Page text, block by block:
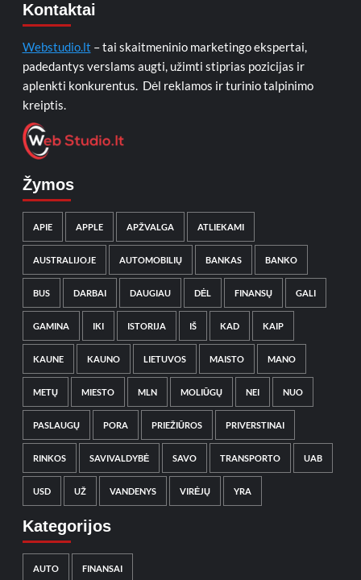
Kontaktai
Webstudio.lt – tai skaitmeninio marketingo ekspertai,
padedantys verslams augti, užimti stiprias pozicijas ir
aplenkti konkurentus. Dėl reklamos ir turinio talpinimo
kreiptis.
Žymos
APIE APPLE APŽVALGA ATLIEKAMI
AUSTRALIJOJE AUTOMOBILIŲ BANKAS BANKO
BUS DARBAI DAUGIAU DĖL FINANSŲ GALI
GAMINA IKI ISTORIJA IŠ KAD KAIP
KAUNE KAUNO LIETUVOS MAISTO MANO
METŲ MIESTO MLN MOLIŪGŲ NEI NUO
PASLAUGŲ PORA PRIEŽIŪROS PRIVERSTINAI
RINKOS SAVIVALDYBĖ SAVO TRANSPORTO UAB
USD UŽ VANDENYS VIRĖJŲ YRA
Kategorijos
AUTO FINANSAI